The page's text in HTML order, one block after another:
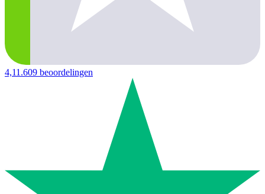
4,11.609 beoordelingen